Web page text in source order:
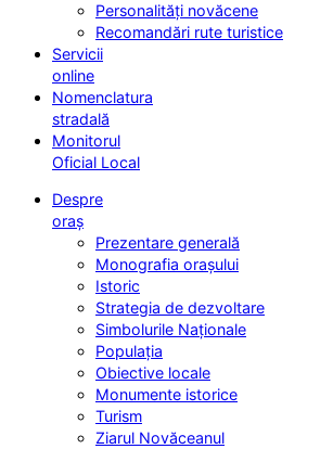
Personalități novăcene
Recomandări rute turistice
Servicii
online
Nomenclatura
stradală
Monitorul
Oficial Local
Despre
oraș
Prezentare generală
Monografia orașului
Istoric
Strategia de dezvoltare
Simbolurile Naționale
Populația
Obiective locale
Monumente istorice
Turism
Ziarul Novăceanul